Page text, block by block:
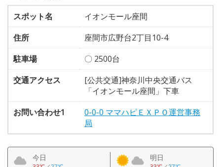
スポット名
イオンモール座間
住所
座間市広野台2丁目10-4
駐車場
〇 2500台
交通アクセス
[公共交通]神奈川中央交通バス
「イオンモール座間」下車
お問い合わせ1
0-0-0 ママハピＥＸＰＯ運営事務
局
今日 明日